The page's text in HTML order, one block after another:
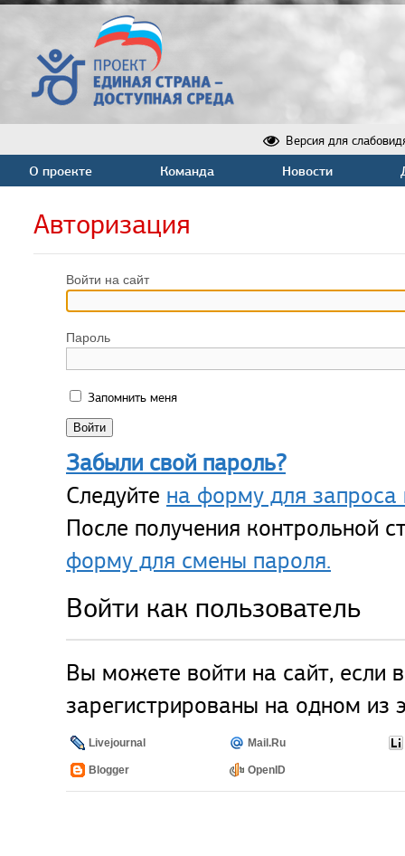
Версия для
О проекте Команда Новости
Авторизация
Войти на сайт
Пароль
Запомнить меня
Забыли свой пароль?
Следуйте на форму для запроса
После получения контрольной
форму для смены пароля.
Войти как пользователь
Вы можете войти на сайт, если
зарегистрированы на одном из
Livejournal Mail.Ru
Blogger OpenID